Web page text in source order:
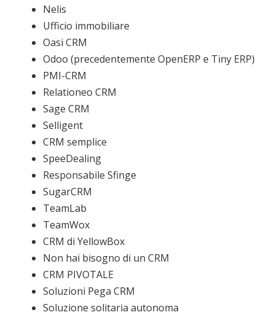
Nelis
Ufficio immobiliare
Oasi CRM
Odoo (precedentemente OpenERP e Tiny ERP)
PMI-CRM
Relationeo CRM
Sage CRM
Selligent
CRM semplice
SpeeDealing
Responsabile Sfinge
SugarCRM
TeamLab
TeamWox
CRM di YellowBox
Non hai bisogno di un CRM
CRM PIVOTALE
Soluzioni Pega CRM
Soluzione solitaria autonoma